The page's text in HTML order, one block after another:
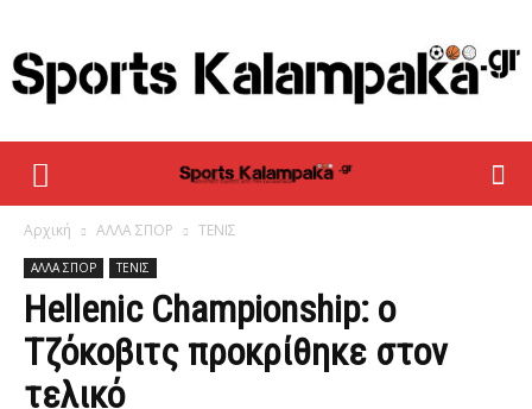
sportskalampaka
Αρχική ΑΛΛΑ ΣΠΟΡ ΤΕΝΙΣ
ΑΛΛΑ ΣΠΟΡ ΤΕΝΙΣ
Hellenic Championship: ο
Τζόκοβιτς προκρίθηκε στον
τελικό